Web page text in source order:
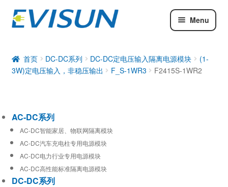
Menu
DC-DC系列
工业通信模块
首页 DC-DC系列 DC-DC定电压输入隔离电源模块
(1-
3W)定电压输入，非稳压输出
F_S-1WR3 F2415S-1WR2
AC-DC系列
AC-DC智能家居、物联网隔离模块
AC-DC汽车充电柱专用电源模块
AC-DC电力行业专用电源模块
AC-DC高性能标准隔离电源模块
DC-DC系列